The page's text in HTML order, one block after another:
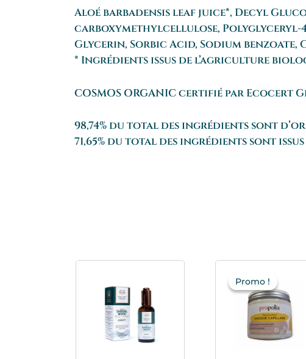
Aloé barbadensis leaf juice*, Decyl
carboxymethylcellulose, Polyglyceryl-4
Glycerin, Sorbic Acid, Sodium benzoate,
* Ingrédients issus de l’agriculture
COSMOS ORGANIC certifié par Ecocert
98,74% du total des ingrédients sont
71,65% du total des ingrédients sont
Promo !
Promo !
prix
initial
était :
20.90€.